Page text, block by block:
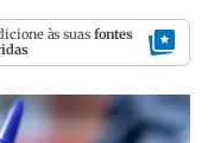
às suas fontes